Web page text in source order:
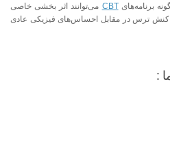
برنامه‌هایCBT می‌توانند اثر بخشی خاصی
واکنش ترس در مقابل احساس‌های فیزیکی عادی
: